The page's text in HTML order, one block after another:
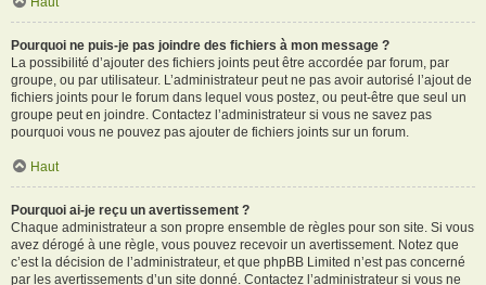
Pourquoi ne puis-je pas joindre des fichiers à mon message ?
La possibilité d’ajouter des fichiers joints peut être accordée par forum, par
groupe, ou par utilisateur. L’administrateur peut ne pas avoir autorisé l’ajout de
fichiers joints pour le forum dans lequel vous postez, ou peut-être que seul un
groupe peut en joindre. Contactez l’administrateur si vous ne savez pas
pourquoi vous ne pouvez pas ajouter de fichiers joints sur un forum.
Haut
Pourquoi ai-je reçu un avertissement ?
Chaque administrateur a son propre ensemble de règles pour son site. Si vous
avez dérogé à une règle, vous pouvez recevoir un avertissement. Notez que
c’est la décision de l’administrateur, et que phpBB Limited n’est pas concerné
par les avertissements d’un site donné. Contactez l’administrateur si vous ne